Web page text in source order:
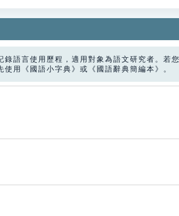
錄語言使用歷程，適用對象為語文研究者。若
用《國語小字典》或《國語辭典簡編本》。